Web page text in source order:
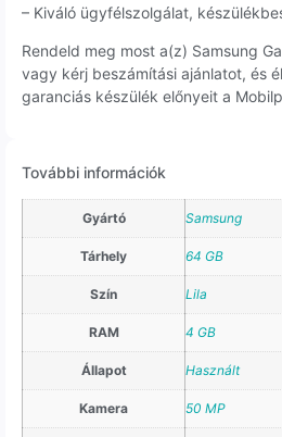
– Kiváló ügyfélszolgálat,
Rendeld meg most a(z) Samsung
vagy kérj beszámítási ajánlatot, és
garanciás készülék előnyeit a
További információk
Gyártó Samsung
Tárhely 64 GB
Szín Lila
RAM 4 GB
Állapot Használt
Kamera 50 MP